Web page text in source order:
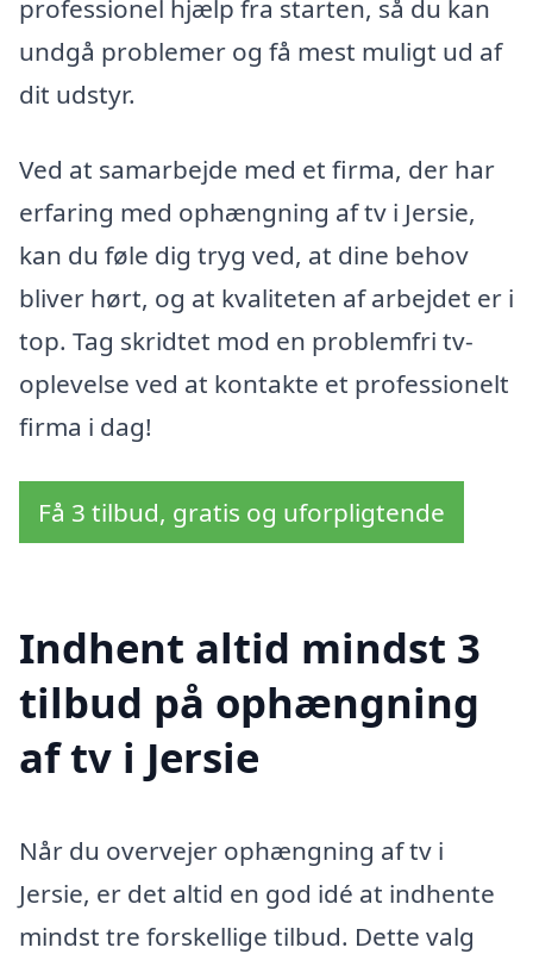
professionel hjælp fra starten, så du kan
undgå problemer og få mest muligt ud af
dit udstyr.
Ved at samarbejde med et firma, der har
erfaring med ophængning af tv i Jersie,
kan du føle dig tryg ved, at dine behov
bliver hørt, og at kvaliteten af arbejdet er i
top. Tag skridtet mod en problemfri tv-
oplevelse ved at kontakte et professionelt
firma i dag!
Få 3 tilbud, gratis og uforpligtende
Indhent altid mindst 3
tilbud på ophængning
af tv i Jersie
Når du overvejer ophængning af tv i
Jersie, er det altid en god idé at indhente
mindst tre forskellige tilbud. Dette valg